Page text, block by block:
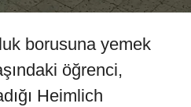
borusuna yemek
öğrenci,
Heimlich